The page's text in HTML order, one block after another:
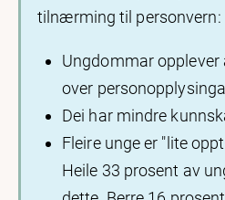
tilnærming til personvern:
Ungdommar
over
Dei har mindre
Fleire unge er "lite
Heile 33 prosent av